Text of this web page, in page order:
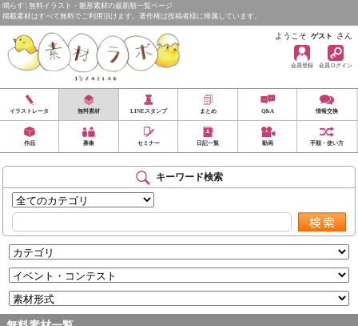
鳴らす | 無料イラスト・雛形素材の最新順一覧ページ
掲載素材はすべて無料でご利用頂けます。著作権は投稿者様に帰属しています。
ようこそ ゲスト さん
会員登録 会員ログイン
イラストレータ 無料素材 LINEスタンプ まとめ Q&A 情報交換
作品 募集 セミナー 日記一覧 動画 手順・使い方
キーワード検索